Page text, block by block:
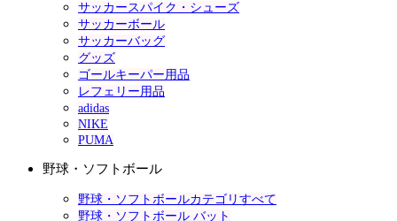
サッカースパイク・シューズ
サッカーボール
サッカーバッグ
グッズ
ゴールキーパー用品
レフェリー用品
adidas
NIKE
PUMA
野球・ソフトボール
野球・ソフトボールカテゴリすべて
野球・ソフトボール バット